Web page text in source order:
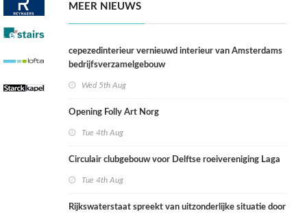
MEER NIEUWS
cepezedinterieur vernieuwd interieur van Amsterdams
bedrijfsverzamelgebouw
Wed 5th Aug
Opening Folly Art Norg
Tue 4th Aug
Circulair clubgebouw voor Delftse roeivereniging Laga
Tue 4th Aug
Rijkswaterstaat spreekt van uitzonderlijke situatie door